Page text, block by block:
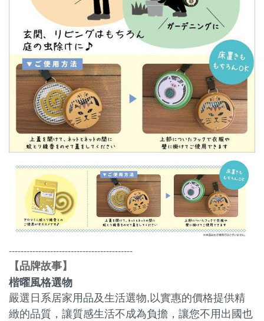
------------------------------------------
【品牌故事】
楷曜風格選物
嚴選日系居家用品及生活選物,以實惠的價格提供精
緻的品質，讓質感生活不成為負擔，讓您不用出國也